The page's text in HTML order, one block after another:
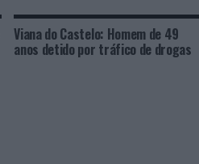
Viana do Castelo: Homem de 49
anos detido por tráfico de drogas